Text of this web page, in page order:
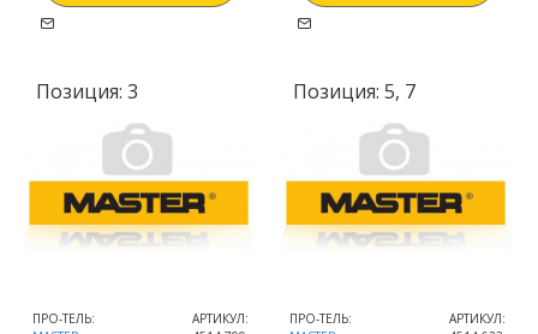
Позиция: 3
ПРО-ТЕЛЬ:
АРТИКУЛ:
Позиция: 5, 7
ПРО-ТЕЛЬ:
АРТИКУЛ: